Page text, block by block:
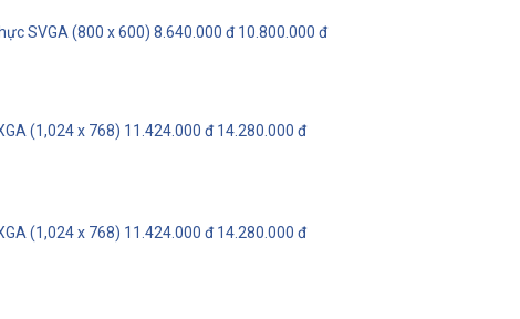
SVGA (800 x 600) 8.640.000 đ 10.800.000 đ
(1,024 x 768) 11.424.000 đ 14.280.000 đ
(1,024 x 768) 11.424.000 đ 14.280.000 đ